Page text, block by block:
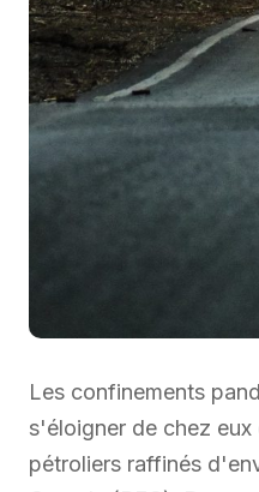
Les confinements
s'éloigner de chez
pétroliers raffinés